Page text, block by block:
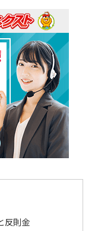
反則金